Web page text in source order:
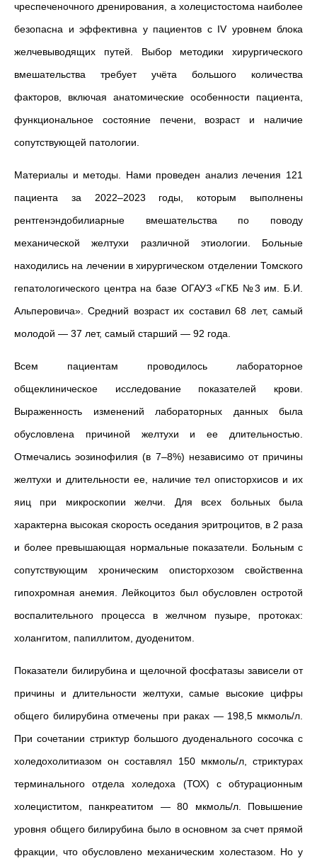
чреспеченочного дренирования, а холецистостома наиболее
безопасна и эффективна у пациентов с IV уровнем блока
желчевыводящих путей. Выбор методики хирургического
вмешательства требует учёта большого количества
факторов, включая анатомические особенности пациента,
функциональное состояние печени, возраст и наличие
сопутствующей патологии.
Материалы и методы. Нами проведен анализ лечения 121
пациента за 2022–2023 годы, которым выполнены
рентгенэндобилиарные вмешательства по поводу
механической желтухи различной этиологии. Больные
находились на лечении в хирургическом отделении Томского
гепатологического центра на базе ОГАУЗ «ГКБ №3 им. Б.И.
Альперовича». Средний возраст их составил 68 лет, самый
молодой — 37 лет, самый старший — 92 года.
Всем пациентам проводилось лабораторное
общеклиническое исследование показателей крови.
Выраженность изменений лабораторных данных была
обусловлена причиной желтухи и ее длительностью.
Отмечались эозинофилия (в 7–8%) независимо от причины
желтухи и длительности ее, наличие тел описторхисов и их
яиц при микроскопии желчи. Для всех больных была
характерна высокая скорость оседания эритроцитов , в 2 раза
и более превышающая нормальные показатели. Больным с
сопутствующим хроническим описторхозом свойственна
гипохромная анемия. Лейкоцитоз был обусловлен остротой
воспалительного процесса в желчном пузыре, протоках:
холангитом, папиллитом, дуоденитом.
Показатели билирубина и щелочной фосфатазы зависели от
причины и длительности желтухи, самые высокие цифры
общего билирубина отмечены при раках — 198,5 мкмоль/л.
При сочетании стриктур большого дуоденального сосочка с
холедохолитиазом он составлял 150 мкмоль/л, стриктурах
терминального отдела холедоха (ТОХ) с обтурационным
холециститом, панкреатитом — 80 мкмоль/л. Повышение
уровня общего билирубина было в основном за счет прямой
фракции, что обусловлено механическим холестазом. Но у